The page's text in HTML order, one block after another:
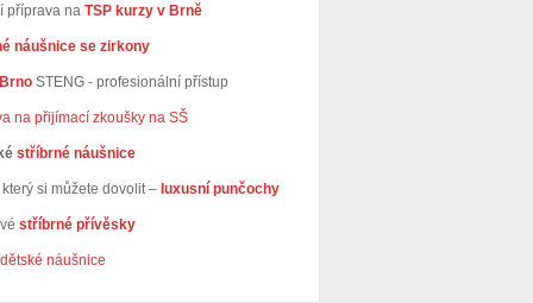
příprava na TSP kurzy v Brně
náušnice se zirkony
STENG - profesionální přístup
na přijímací zkoušky na SŠ
stříbrné náušnice
si můžete dovolit – luxusní punčochy
stříbrné přívěsky
dětské náušnice